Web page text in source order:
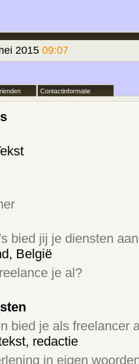
2015 09:07
Contactinformatie
bied jij je diensten
België
je al?
bied je als freelancer
redactie
in eigen